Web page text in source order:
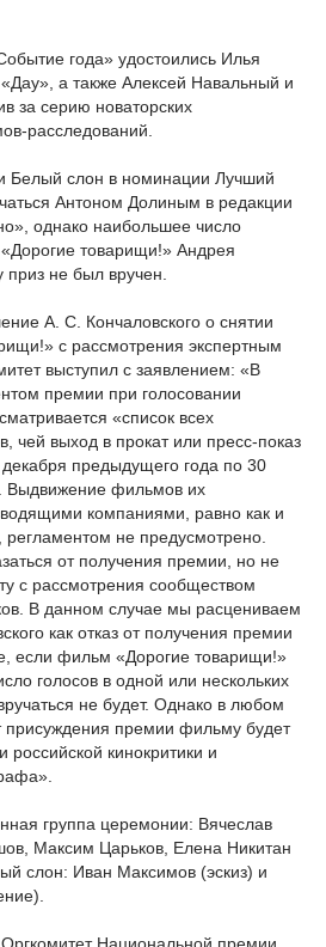
года» удостоились Илья
а также Алексей Навальный и
за серию новаторских
расследований.
Белый слон в номинации Лучший
Антоном Долиным в редакции
однако наибольшее число
товарищи!» Андрея
приз не был вручен.
А. С. Кончаловского о снятии
с рассмотрения экспертным
выступил с заявлением: «В
премии при голосовании
«список всех
чей выход в прокат или пресс-показ
предыдущего года по 30
Выдвижение фильмов их
компаниями, равно как и
не предусмотрено.
от получения премии, но не
с рассмотрения сообществом
В данном случае мы расцениваем
как отказ от получения премии
если фильм «Дорогие товарищи!»
голосов в одной или нескольких
не будет. Однако в любом
присуждения премии фильму будет
российской кинокритики и
группа церемонии: Вячеслав
Максим Царьков, Елена Никитан
слон: Иван Максимов (эскиз) и